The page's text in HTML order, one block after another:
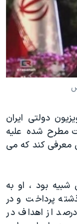
با تلویزیون دولتی ایران
مطرح شده علیه
معرفی کند که می
شبیه بود ، او به
پرداخت و در
دفاع از عملکرد دولت خود گفت ۴۶ درصد از اهداف در